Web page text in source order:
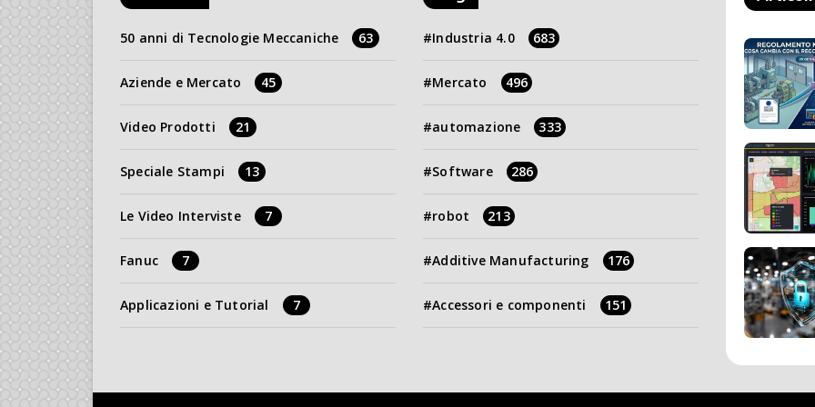
50 anni di Tecnologie Meccaniche 63
Aziende e Mercato 45
Video Prodotti 21
Speciale Stampi 13
Le Video Interviste 7
Fanuc 7
Applicazioni e Tutorial 7
Industria 4.0 683
Mercato 496
automazione 333
Software 286
robot 213
Additive Manufacturing 176
Accessori e componenti 151